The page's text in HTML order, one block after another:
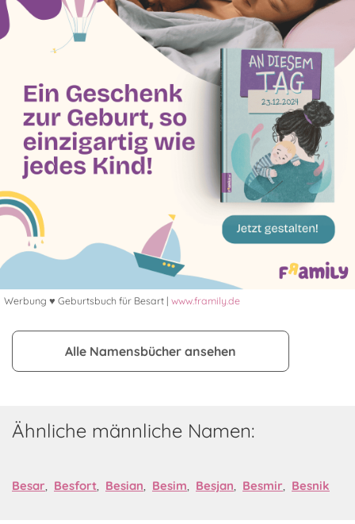
Werbung ♥ Geburtsbuch für Besart | www.framily.de
Alle Namensbücher ansehen
Ähnliche männliche Namen:
Besar, Besfort, Besian, Besim, Besjan, Besmir, Besnik